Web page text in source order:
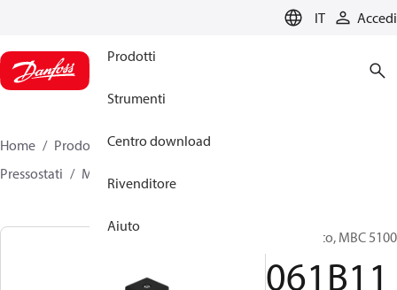
IT Accedi
Prodotti
Strumenti
Centro download
Rivenditore
Aiuto
Home Prodotti Sensing solutions
Pressostati
MBC 5000 / MBC 5100
Pressostato, MBC 5100
061B11